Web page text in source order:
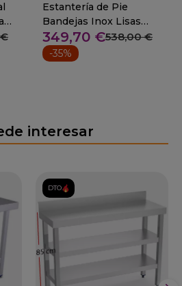
Estantería de Pie
Bandejas Inox Lisas
fondo 40
349,70 €538,00 €
-35%
interesar
DTO.